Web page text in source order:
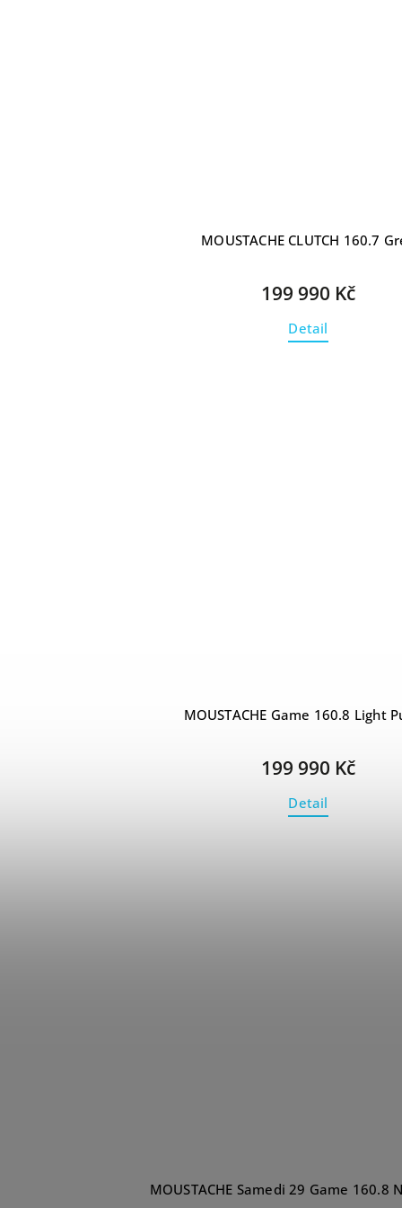
MOUSTACHE CLUTCH 160.7
199 990 Kč
Detail
MOUSTACHE Game 160.8 Light
199 990 Kč
Detail
MOUSTACHE Samedi 29 Game 160.8